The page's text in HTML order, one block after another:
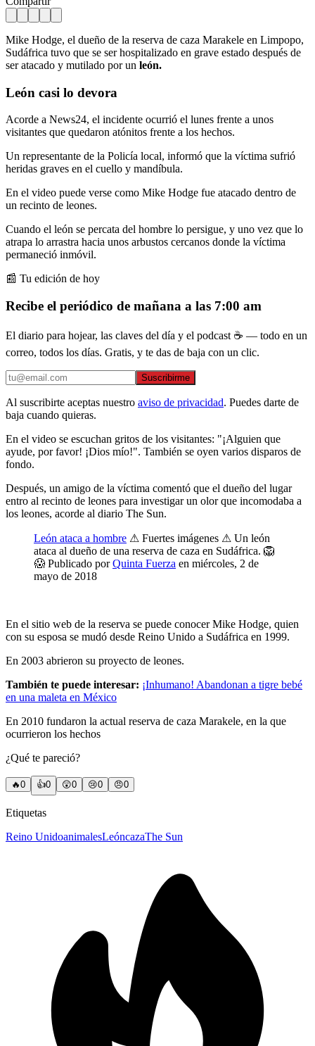
Mike Hodge, el dueño de la reserva de caza Marakele en Limpopo,
Sudáfrica tuvo que se ser hospitalizado en grave estado después de
ser atacado y mutilado por un león.
León casi lo devora
Acorde a News24, el incidente ocurrió el lunes frente a unos
visitantes que quedaron atónitos frente a los hechos.
Un representante de la Policía local, informó que la víctima sufrió
heridas graves en el cuello y mandíbula.
En el video puede verse como Mike Hodge fue atacado dentro de
un recinto de leones.
Cuando el león se percata del hombre lo persigue, y uno vez que lo
atrapa lo arrastra hacia unos arbustos cercanos donde la víctima
permaneció inmóvil.
📰 Tu edición de hoy
Recibe el periódico de mañana a las 7:00 am
El diario para hojear, las claves del día y el podcast ☕ — todo en un
correo, todos los días. Gratis, y te das de baja con un clic.
Suscribirme
Al suscribirte aceptas nuestro aviso de privacidad. Puedes darte de
baja cuando quieras.
En el video se escuchan gritos de los visitantes: "¡Alguien que
ayude, por favor! ¡Dios mío!". También se oyen varios disparos de
fondo.
Después, un amigo de la víctima comentó que el dueño del lugar
entro al recinto de leones para investigar un olor que incomodaba a
los leones, acorde al diario The Sun.
León ataca a hombre ⚠ Fuertes imágenes ⚠ Un león
ataca al dueño de una reserva de caza en Sudáfrica. 🦁
😱 Publicado porQuinta Fuerza en miércoles, 2 de
mayo de 2018
En el sitio web de la reserva se puede conocer Mike Hodge, quien
con su esposa se mudó desde Reino Unido a Sudáfrica en 1999.
En 2003 abrieron su proyecto de leones.
También te puede interesar: ¡Inhumano! Abandonan a tigre bebé
en una maleta en México
En 2010 fundaron la actual reserva de caza Marakele, en la que
ocurrieron los hechos
¿Qué te pareció?
🔥0 👍0 😲0 😢0 😠0
Etiquetas
Reino UnidoanimalesLeóncazaThe Sun